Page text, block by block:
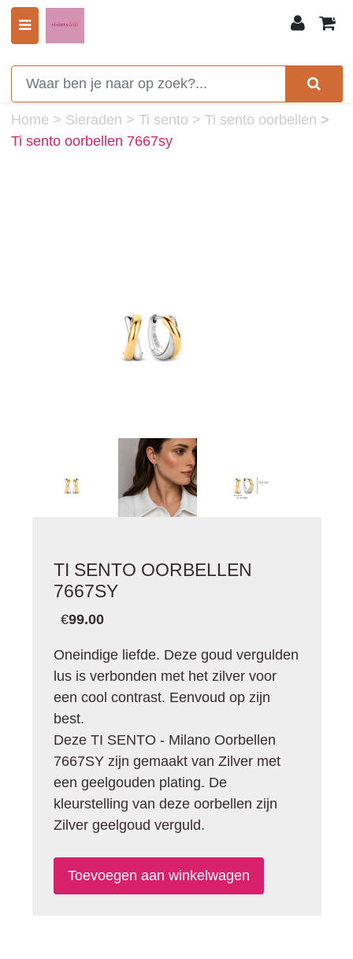
0
Home > Sieraden > Ti sento > Ti sento oorbellen >
Ti sento oorbellen 7667sy
TI SENTO OORBELLEN
7667SY
€99.00
Oneindige liefde. Deze goud vergulden
lus is verbonden met het zilver voor
een cool contrast. Eenvoud op zijn
best.
Deze TI SENTO - Milano Oorbellen
7667SY zijn gemaakt van Zilver met
een geelgouden plating. De
kleurstelling van deze oorbellen zijn
Zilver geelgoud verguld.